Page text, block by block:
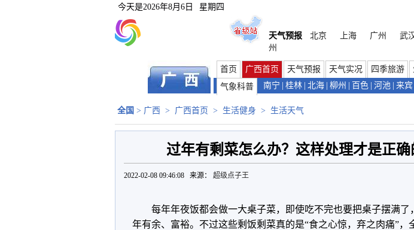
今天是2026年8月6日 星期四
天气预报
北京 上海 广州 武
州
首页 广西首页 天气预报 天气实况 四季旅游
气象科普
南宁 桂林 北海 柳州 百色 河池 来宾
全国 > 广西 > 广西首页 > 生活健身 > 生活天气
过年有剩菜怎么办？这样处理才是正确
2022-02-08 09:46:08 来源： 超级点子王
每年年夜饭都会做一大桌子菜，即使吃不完也要把桌子摆满了
年有余、富裕。不过这些剩饭剩菜真的是“食之心惊，弃之肉痛”，